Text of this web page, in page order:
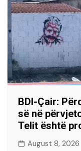
BDI-Çair:
së në
Telit është
August 8, 2026